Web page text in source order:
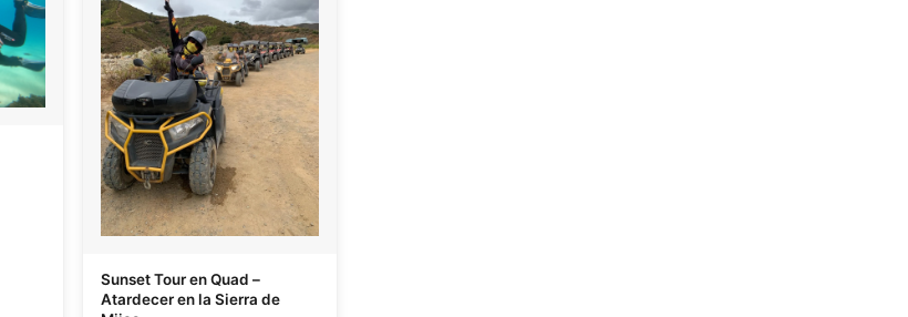
Sunset Tour en Quad –
Atardecer en la Sierra de